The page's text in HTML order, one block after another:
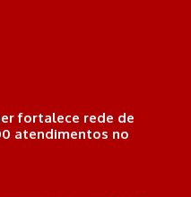
fortalece rede de
atendimentos no